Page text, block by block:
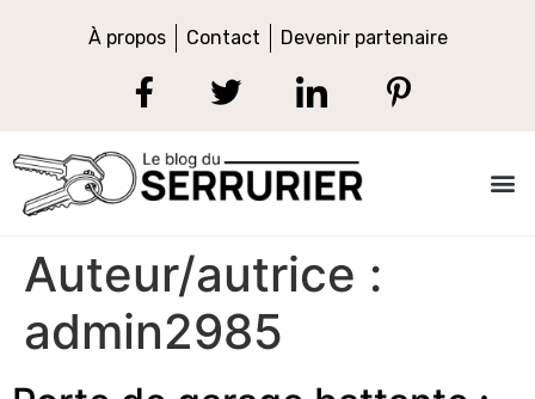
À propos Contact Devenir partenaire
Auteur/autrice :
admin2985